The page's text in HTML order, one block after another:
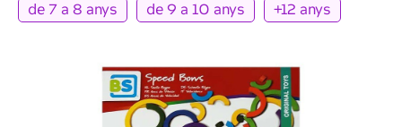
de 7 a 8 anys
de 9 a 10 anys +12 anys